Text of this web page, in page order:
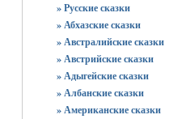
» Русские сказки
» Абхазские сказки
» Австралийские сказки
» Австрийские сказки
» Адыгейские сказки
» Албанские сказки
» Американские сказки